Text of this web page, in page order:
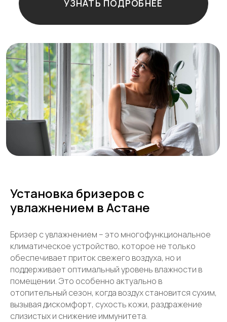
Установка бризеров с
увлажнением в Астане
Бризер с увлажнением – это многофункциональное
климатическое устройство, которое не только
обеспечивает приток свежего воздуха, но и
поддерживает оптимальный уровень влажности в
помещении. Это особенно актуально в
отопительный сезон, когда воздух становится сухим,
вызывая дискомфорт, сухость кожи, раздражение
слизистых и снижение иммунитета.
Остались
вопросы?
+7